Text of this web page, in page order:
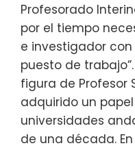
Profesorado
por el tiempo
e investigador
puesto de
figura de Profesor
adquirido un
universidades
de una década.